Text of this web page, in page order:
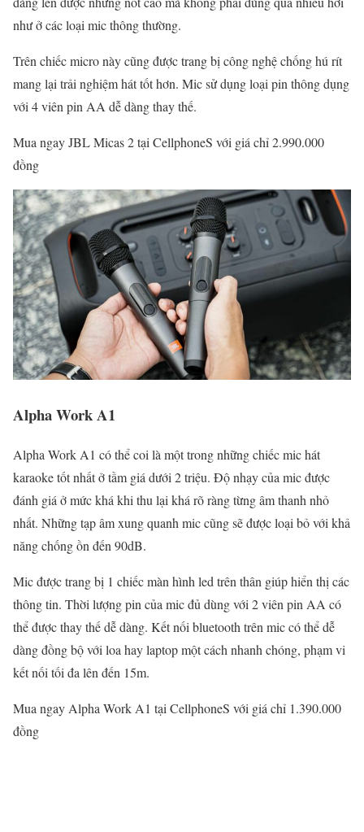
như ở các loại mic thông thường.
Trên chiếc micro này cũng được trang bị công nghệ chống hú rít
mang lại trải nghiệm hát tốt hơn. Mic sử dụng loại pin thông dụng
với 4 viên pin AA dễ dàng thay thế.
Mua ngay JBL Micas 2 tại CellphoneS với giá chỉ 2.990.000
đồng
Alpha Work A1
Alpha Work A1 có thể coi là một trong những chiếc mic hát
karaoke tốt nhất ở tầm giá dưới 2 triệu. Độ nhạy của mic được
đánh giá ở mức khá khi thu lại khá rõ ràng từng âm thanh nhỏ
nhất. Những tạp âm xung quanh mic cũng sẽ được loại bỏ với khả
năng chống ồn đến 90dB.
Mic được trang bị 1 chiếc màn hình led trên thân giúp hiển thị các
thông tin. Thời lượng pin của mic đủ dùng với 2 viên pin AA có
thể được thay thế dễ dàng. Kết nối bluetooth trên mic có thể dễ
dàng đồng bộ với loa hay laptop một cách nhanh chóng, phạm vi
kết nối tối đa lên đến 15m.
Mua ngay Alpha Work A1 tại CellphoneS với giá chỉ 1.390.000
đồng